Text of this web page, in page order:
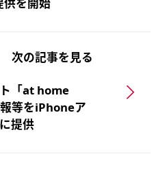
次の記事を見る
「at home
等をiPhoneア
提供